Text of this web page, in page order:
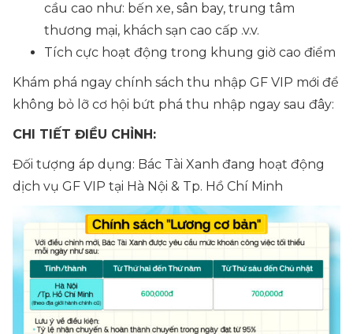
cầu cao như: bến xe, sân bay, trung tâm
thương mại, khách sạn cao cấp .v.v.
Tích cực hoạt động trong khung giờ cao điểm
Khám phá ngay chính sách thu nhập GF VIP mới để
không bỏ lỡ cơ hội bứt phá thu nhập ngay sau đây:
CHI TIẾT ĐIỀU CHỈNH:
Đối tượng áp dụng: Bác Tài Xanh đang hoạt động
dịch vụ GF VIP tại Hà Nội & Tp. Hồ Chí Minh